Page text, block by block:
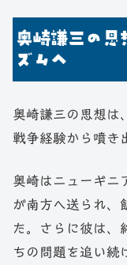
奥崎謙三の思
ズムへ
奥崎謙三の思想は
戦争経験から噴き
奥崎はニューギニ
が南方へ送られ、
た。さらに彼は、
ちの問題を追い続